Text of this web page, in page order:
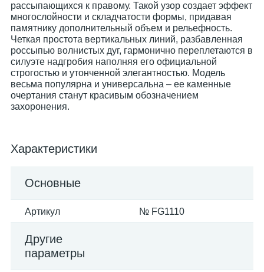
рассыпающихся к правому. Такой узор создает эффект
многослойности и складчатости формы, придавая
памятнику дополнительный объем и рельефность.
Четкая простота вертикальных линий, разбавленная
россыпью волнистых дуг, гармонично переплетаются в
силуэте надгробия наполняя его официальной
строгостью и утонченной элегантностью. Модель
весьма популярна и универсальна – ее каменные
очертания станут красивым обозначением
захоронения.
Характеристики
Основные
Артикул № FG1110
Другие
параметры